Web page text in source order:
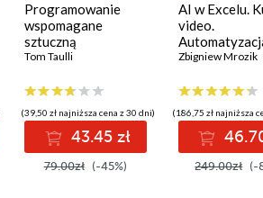
Programowanie
wspomagane
sztuczną
inteligencją. Lepsze
kodowanie,
testowanie i
wdrażanie
Tom Taulli
(39,50 zł najniższa cena z 30 dni)
43.45 zł
79.00zł (-45%)
AI w Excelu.
video.
zadań w pracy
Zbigniew Mrozik
(186,75 zł najniższa
249.00zł (-